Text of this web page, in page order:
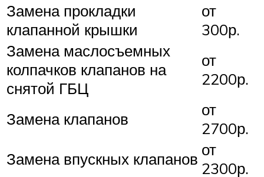
Замена прокладки
клапанной крышки
от
300р.
Замена маслосъемных
колпачков клапанов на
снятой ГБЦ
от
2200р.
Замена клапанов
от
2700р.
Замена впускных клапанов от
2300р.